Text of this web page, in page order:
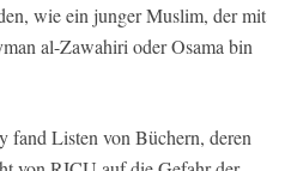
wie ein junger Muslim, der mit
al-Zawahiri oder Osama bin
fand Listen von Büchern, deren